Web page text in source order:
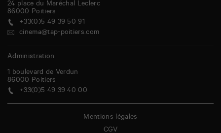
24 place du Maréchal Leclerc
86000 Poitiers
+33(0)5 49 39 50 91
cinema@tap-poitiers.com
Administration
1 boulevard de Verdun
86000 Poitiers
+33(0)5 49 39 40 00
Mentions légales
CGV